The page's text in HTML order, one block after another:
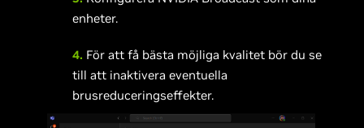
enheter.
4. För att få bästa möjliga kvalitet bör du se
till att inaktivera eventuella
brusreduceringseffekter.